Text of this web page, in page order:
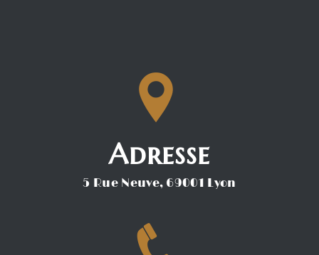
Adresse
5 Rue Neuve, 69001 Lyon